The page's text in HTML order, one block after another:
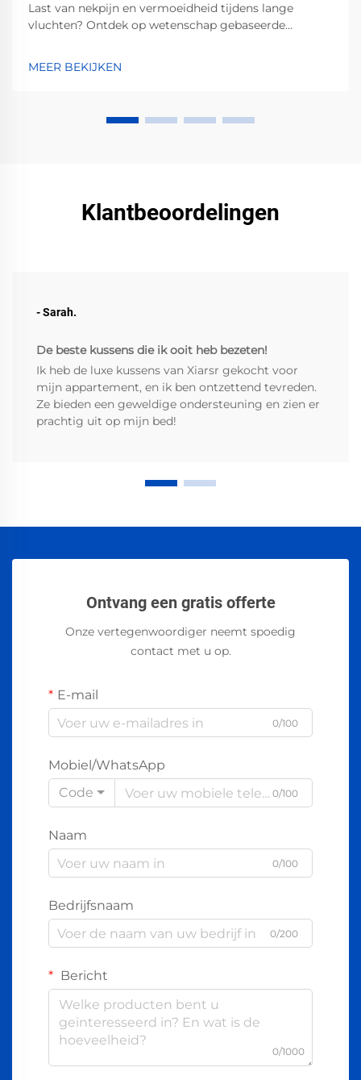
Last van nekpijn en vermoeidheid tijdens lange
vluchten? Ontdek op wetenschap gebaseerde
met 40% verminderen en wervelkolombelasting
MEER BEKIJKEN
Klantbeoordelingen
- Sarah.
De beste kussens die ik ooit heb bezeten!
Ik heb de luxe kussens van Xiarsr gekocht voor
mijn appartement, en ik ben ontzettend tevreden.
Ze bieden een geweldige ondersteuning en zien er
prachtig uit op mijn bed!
Ontvang een gratis offerte
Onze vertegenwoordiger neemt spoedig
contact met u op.
E-mail
0/100
Mobiel/WhatsApp
Code
0/100
Naam
0/100
Bedrijfsnaam
0/200
Bericht
0/1000